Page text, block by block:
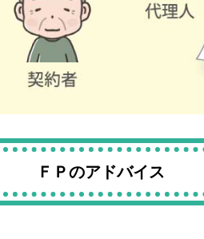
ＦＰのアドバイス